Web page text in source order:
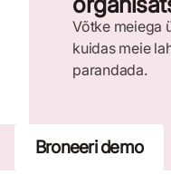
Võtke meiega
kuidas meie
parandada.
Broneeri demo